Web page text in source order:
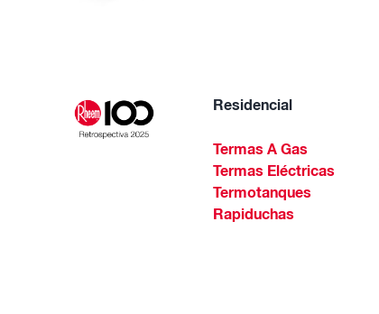
Residencial
Termas A Gas
Termas Eléctricas
Termotanques
Rapiduchas